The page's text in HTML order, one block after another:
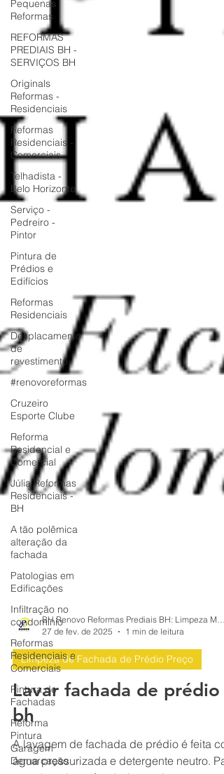
Pequenas
Reformas
REFORMAS
PREDIAIS BH -
SERVIÇOS BH
Originals
Reformas -
Residenciais
Reformas
Residenciais -
Comerciais
Telhadista -
Belo Horizonte
Serviço -
Pedreiro -
Pintor
Pintura de
Prédios e
Edifícios
Reformas
Residenciais
Desplacamento
de
revestimento
#renovoreformas
Cruzeiro
Esporte Clube
Reforma
Residencial e
Comercial
Júlia Reformas
Residenciais -
BH
A tão polêmica
alteração da
fachada
Patologias em
Edificações
Infiltração no
condomínio
Reformas
Residenciais e
Comerciais
Pintura de
Fachadas
Reforma
Pintura
Garagem
Demarcação
27 de fev. de 2025
1 min de leitura
Limpeza de Fachada de Prédio Preço
Lavar fachada de prédio
bh
A lavagem de fachada de prédio é feita